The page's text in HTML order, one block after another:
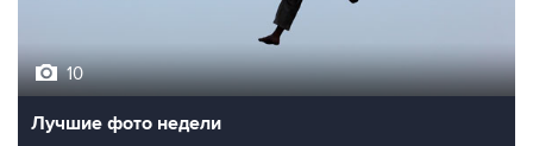
10
Лучшие фото недели